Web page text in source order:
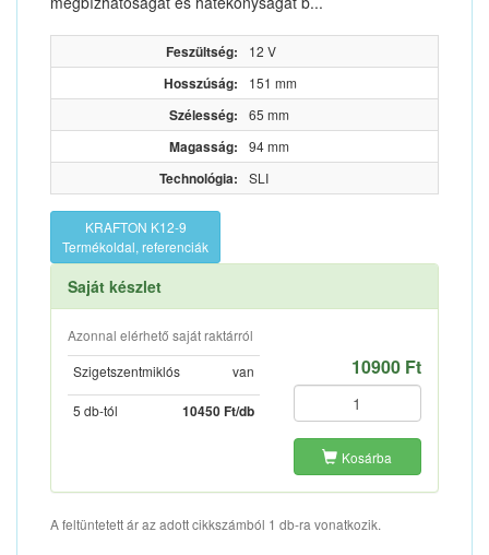
Feszültség: 12 V
Hosszúság: 151 mm
Szélesség: 65 mm
Magasság: 94 mm
Technológia: SLI
KRAFTON K12-9
Termékoldal, referenciák
Saját készlet
Azonnal elérhető saját raktárról
Szigetszentmiklós
van
5 db-tól 10450 Ft/db
10900 Ft
Kosárba
A feltüntetett ár az adott cikkszámból 1 db-ra vonatkozik.